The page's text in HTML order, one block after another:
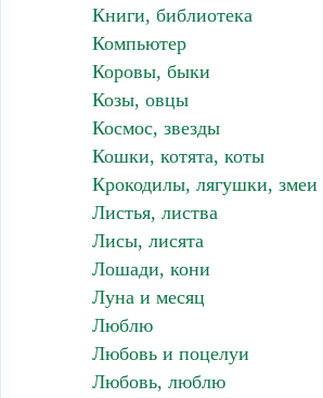
Книги, библиотека
Компьютер
Коровы, быки
Козы, овцы
Космос, звезды
Кошки, котята, коты
Крокодилы, лягушки, змеи
Листья, листва
Лисы, лисята
Лошади, кони
Луна и месяц
Люблю
Любовь и поцелуи
Любовь, люблю